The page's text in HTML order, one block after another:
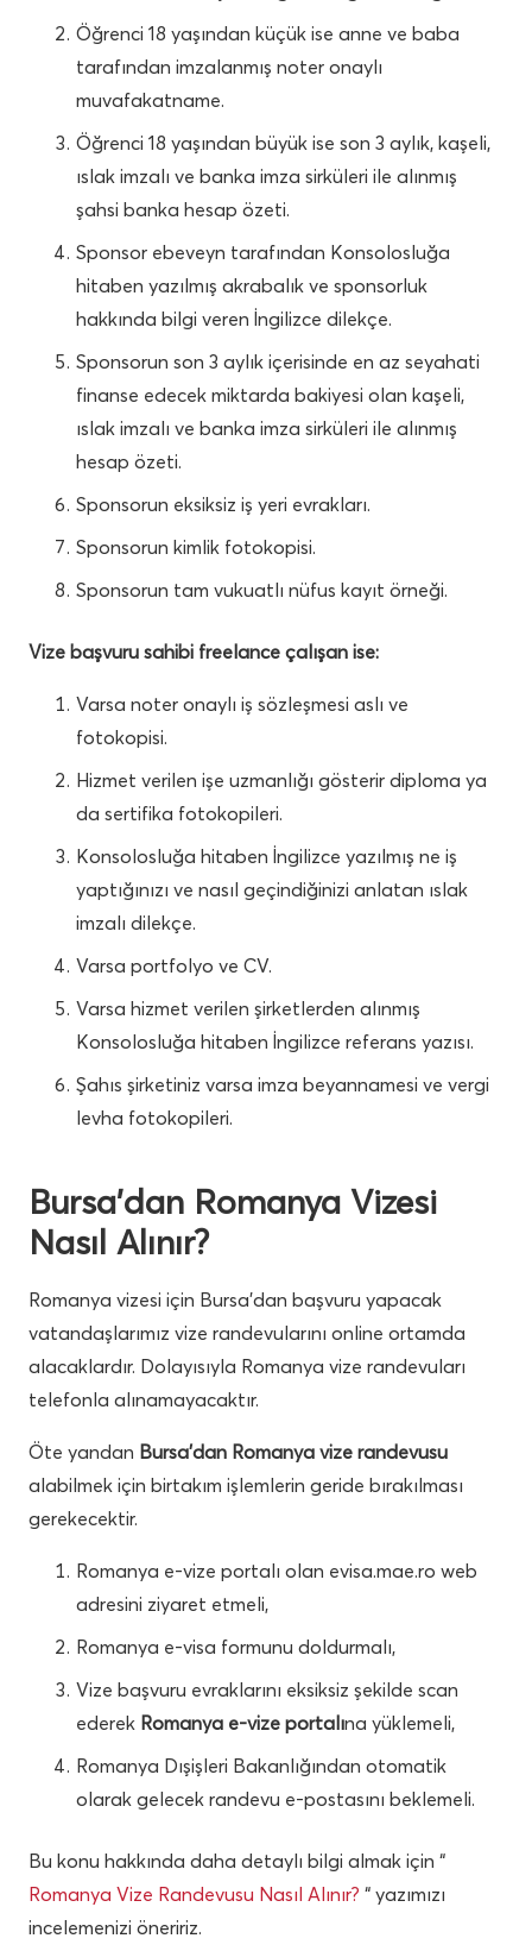
Öğrenci 18 yaşından küçük ise anne ve baba
tarafından imzalanmış noter onaylı
muvafakatname.
Öğrenci 18 yaşından büyük ise son 3 aylık, kaşeli,
ıslak imzalı ve banka imza sirküleri ile alınmış
şahsi banka hesap özeti.
Sponsor ebeveyn tarafından Konsolosluğa
hitaben yazılmış akrabalık ve sponsorluk
hakkında bilgi veren İngilizce dilekçe.
Sponsorun son 3 aylık içerisinde en az seyahati
finanse edecek miktarda bakiyesi olan kaşeli,
ıslak imzalı ve banka imza sirküleri ile alınmış
hesap özeti.
Sponsorun eksiksiz iş yeri evrakları.
Sponsorun kimlik fotokopisi.
Sponsorun tam vukuatlı nüfus kayıt örneği.
Vize başvuru sahibi freelance çalışan ise:
Varsa noter onaylı iş sözleşmesi aslı ve
fotokopisi.
Hizmet verilen işe uzmanlığı gösterir diploma ya
da sertifika fotokopileri.
Konsolosluğa hitaben İngilizce yazılmış ne iş
yaptığınızı ve nasıl geçindiğinizi anlatan ıslak
imzalı dilekçe.
Varsa portfolyo ve CV.
Varsa hizmet verilen şirketlerden alınmış
Konsolosluğa hitaben İngilizce referans yazısı.
Şahıs şirketiniz varsa imza beyannamesi ve vergi
levha fotokopileri.
Bursa’dan Romanya Vizesi
Nasıl Alınır?
Romanya vizesi için Bursa’dan başvuru yapacak
vatandaşlarımız vize randevularını online ortamda
alacaklardır. Dolayısıyla Romanya vize randevuları
telefonla alınamayacaktır.
Öte yandan Bursa’dan Romanya vize randevusu
alabilmek için birtakım işlemlerin geride bırakılması
gerekecektir.
Romanya e-vize portalı olan evisa.mae.ro web
adresini ziyaret etmeli,
Romanya e-visa formunu doldurmalı,
Vize başvuru evraklarını eksiksiz şekilde scan
ederek Romanya e-vize portalına yüklemeli,
Romanya Dışişleri Bakanlığından otomatik
olarak gelecek randevu e-postasını beklemeli.
Bu konu hakkında daha detaylı bilgi almak için “
Romanya Vize Randevusu Nasıl Alınır? “ yazımızı
incelemenizi öneririz.